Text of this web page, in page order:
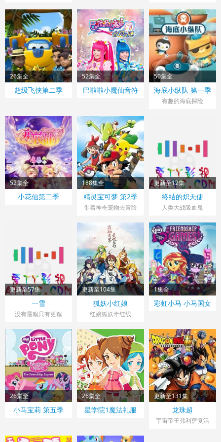
26集全
超级飞侠第二季
52集全
巴啦啦小魔仙音符
50集全
海底小纵队 第一季
有趣的海底探险
52集全
小花仙第二季
188集全
精灵宝可梦 第2季
带着神奇宠物去冒险
更新至12集
终结的炽天使
人类大战吸血鬼
更新至57集
一雪
没有最糗只有更糗
更新至104集
狐妖小红娘
红娘狐妖牵红线
1集全
彩虹小马 小马国女
26集全
小马宝莉 第五季
26集全
星学院1魔法礼服
更新至131集
龙珠超
宇宙帝王弗利萨复活